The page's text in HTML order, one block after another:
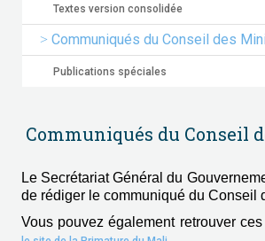
Textes version consolidée
Communiqués du Conseil des
Publications spéciales
Communiqués du Conseil
Le Secrétariat Général du
de rédiger le communiqué du Conseil
Vous pouvez également retrouver